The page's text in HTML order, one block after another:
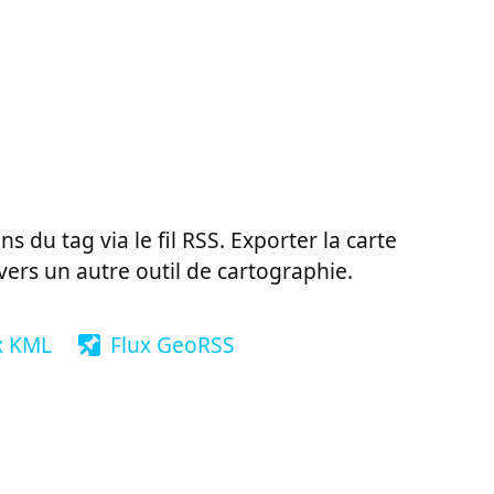
du tag via le fil RSS. Exporter la carte
un autre outil de cartographie.
KML Flux GeoRSS